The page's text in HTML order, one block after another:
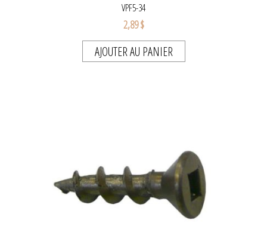
VPF5-34
2,89 $
AJOUTER AU PANIER